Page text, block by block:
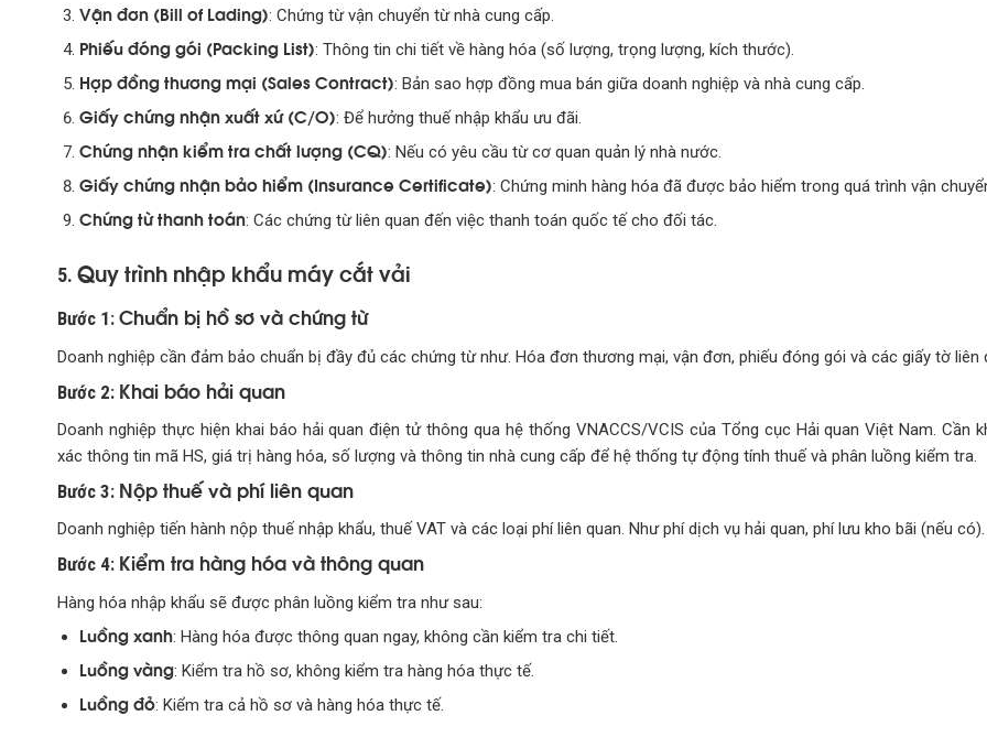
Vận đơn (Bill of Lading): Chứng từ vận chuyển từ nhà cung cấp.
Phiếu đóng gói (Packing List): Thông tin chi tiết về hàng hóa (số lượng, trọng lượng, kích thước).
Hợp đồng thương mại (Sales Contract): Bản sao hợp đồng mua bán giữa doanh nghiệp và nhà cung cấp.
Giấy chứng nhận xuất xứ (C/O): Để hưởng thuế nhập khẩu ưu đãi.
Chứng nhận kiểm tra chất lượng (CQ): Nếu có yêu cầu từ cơ quan quản lý nhà nước.
Giấy chứng nhận bảo hiểm (Insurance Certificate): Chứng minh hàng hóa đã được bảo hiểm trong quá trình vận
Chứng từ thanh toán: Các chứng từ liên quan đến việc thanh toán quốc tế cho đối tác.
5. Quy trình nhập khẩu máy cắt vải
Bước 1: Chuẩn bị hồ sơ và chứng từ
Doanh nghiệp cần đảm bảo chuẩn bị đầy đủ các chứng từ như. Hóa đơn thương mại, vận đơn, phiếu đóng gói và các giấy tờ liên
Bước 2: Khai báo hải quan
Doanh nghiệp thực hiện khai báo hải quan điện tử thông qua hệ thống VNACCS/VCIS của Tổng cục Hải quan Việt Nam. Cần
xác thông tin mã HS, giá trị hàng hóa, số lượng và thông tin nhà cung cấp để hệ thống tự động tính thuế và phân luồng kiểm tra.
Bước 3: Nộp thuế và phí liên quan
Doanh nghiệp tiến hành nộp thuế nhập khẩu, thuế VAT và các loại phí liên quan. Như phí dịch vụ hải quan, phí lưu kho bãi (nếu có).
Bước 4: Kiểm tra hàng hóa và thông quan
Hàng hóa nhập khẩu sẽ được phân luồng kiểm tra như sau:
Luồng xanh: Hàng hóa được thông quan ngay, không cần kiểm tra chi tiết.
Luồng vàng: Kiểm tra hồ sơ, không kiểm tra hàng hóa thực tế.
Luồng đỏ: Kiểm tra cả hồ sơ và hàng hóa thực tế.